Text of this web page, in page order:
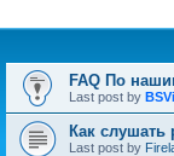
FAQ По
Last post by BSVi
Как
Last post by